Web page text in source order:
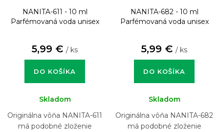
NANITA-611 - 10 ml
Parfémovaná voda unisex
5,99 € / ks
DO KOŠÍKA
Skladom
Originálna vôňa NANITA-611
má podobné zloženie
NANITA-682 - 10 ml
Parfémovaná voda unisex
5,99 € / ks
DO KOŠÍKA
Skladom
Originálna vôňa NANITA-682
má podobné zloženie